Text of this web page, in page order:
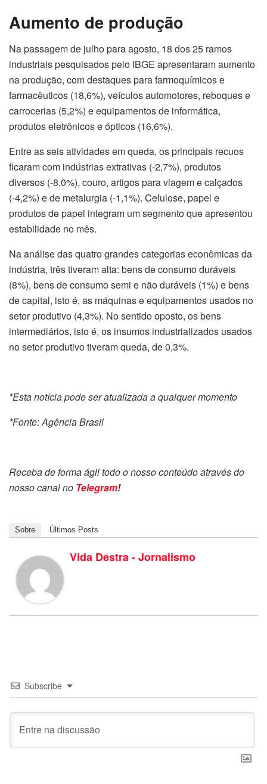
Aumento de produção
Na passagem de julho para agosto, 18 dos 25 ramos
industriais pesquisados pelo IBGE apresentaram aumento
na produção, com destaques para farmoquímicos e
farmacêuticos (18,6%), veículos automotores, reboques e
carrocerias (5,2%) e equipamentos de informática,
produtos eletrônicos e ópticos (16,6%).
Entre as seis atividades em queda, os principais recuos
ficaram com indústrias extrativas (-2,7%), produtos
diversos (-8,0%), couro, artigos para viagem e calçados
(-4,2%) e de metalurgia (-1,1%). Celulose, papel e
produtos de papel integram um segmento que apresentou
estabilidade no mês.
Na análise das quatro grandes categorias econômicas da
indústria, três tiveram alta: bens de consumo duráveis
(8%), bens de consumo semi e não duráveis (1%) e bens
de capital, isto é, as máquinas e equipamentos usados no
setor produtivo (4,3%). No sentido oposto, os bens
intermediários, isto é, os insumos industrializados usados
no setor produtivo tiveram queda, de 0,3%.
*Esta notícia pode ser atualizada a qualquer momento
*Fonte: Agência Brasil
Receba de forma ágil todo o nosso conteúdo através do
nosso canal no Telegram!
Sobre Últimos Posts
Vida Destra - Jornalismo
Subscribe